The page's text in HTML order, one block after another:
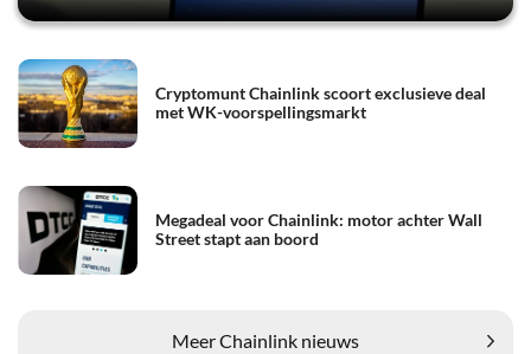
Cryptomunt Chainlink scoort exclusieve deal
met WK-voorspellingsmarkt
Megadeal voor Chainlink: motor achter Wall
Street stapt aan boord
Meer Chainlink nieuws